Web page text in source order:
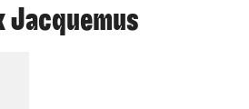
Jacquemus